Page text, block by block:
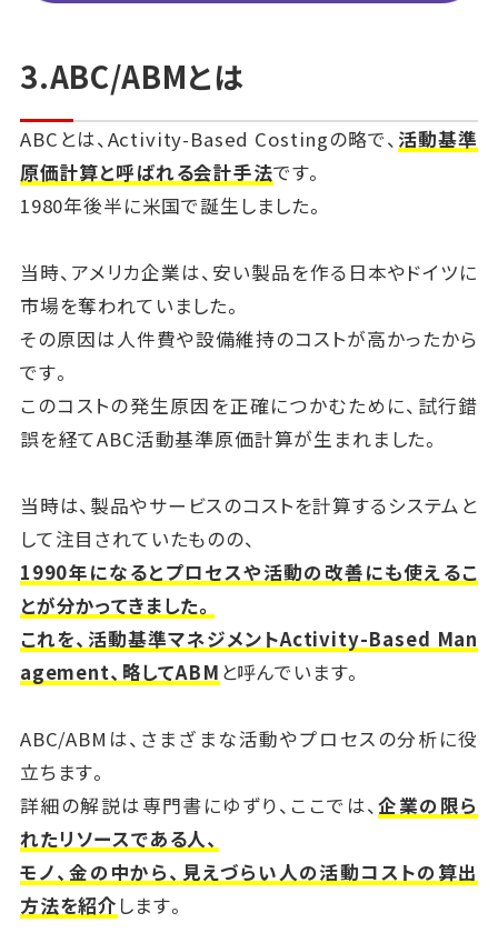
3.ABC/ABMとは
ABCとは、Activity-Based Costingの略で、 活動基準
原価計算と呼ばれる会計手法です。
1980年後半に米国で誕生しました。
当時、アメリカ企業は、安い製品を作る日本やドイツに
市場を奪われていました。
その原因は人件費や設備維持のコストが高かったから
です。
このコストの発生原因を正確につかむために、試行錯
誤を経てABC活動基準原価計算が生まれました。
当時は、製品やサービスのコストを計算するシステムと
して注目されていたものの、
1990年になるとプロセスや活動の改善にも使えるこ
とが分かってきました。
これを、活動基準マネジメントActivity-Based Man
agement、略してABM と呼んでいます。
ABC/ABMは、さまざまな活動やプロセスの分析に役
立ちます。
詳細の解説は専門書にゆずり、ここでは、企業の限ら
れたリソースである人、
モノ、金の中から、見えづらい人の活動コストの算出
方法を紹介 します。